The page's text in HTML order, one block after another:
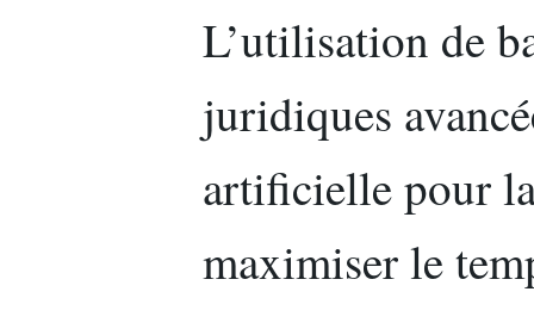
L’utilisation de
juridiques
artificielle pour
maximiser le